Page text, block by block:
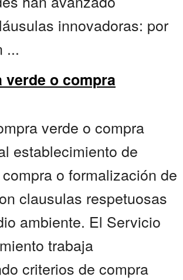
innovadoras: por
...
verde o compra
verde o compra
establecimiento de
o formalización de
clausulas respetuosas
ambiente. El Servicio
trabaja
criterios de compra